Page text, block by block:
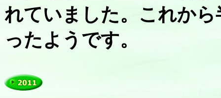
れていました。これか
ったようです。